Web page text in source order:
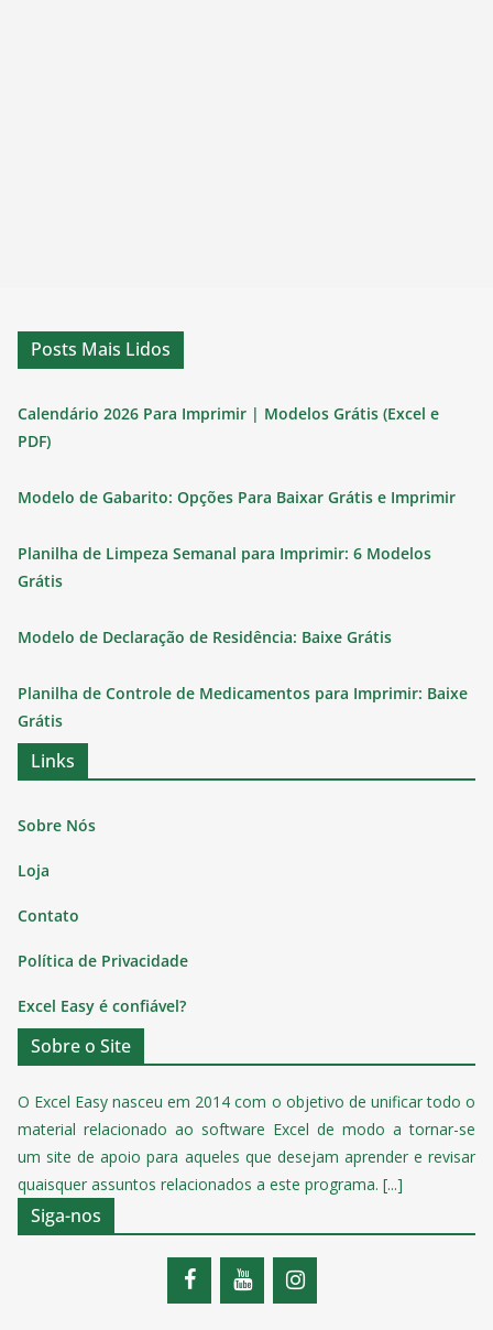
Posts Mais Lidos
Calendário 2026 Para Imprimir | Modelos Grátis (Excel e
PDF)
Modelo de Gabarito: Opções Para Baixar Grátis e Imprimir
Planilha de Limpeza Semanal para Imprimir: 6 Modelos
Grátis
Modelo de Declaração de Residência: Baixe Grátis
Planilha de Controle de Medicamentos para Imprimir: Baixe
Grátis
Links
Sobre Nós
Loja
Contato
Política de Privacidade
Excel Easy é confiável?
Sobre o Site
O Excel Easy nasceu em 2014 com o objetivo de unificar todo o
material relacionado ao software Excel de modo a tornar-se
um site de apoio para aqueles que desejam aprender e revisar
quaisquer assuntos relacionados a este programa. [...]
Siga-nos